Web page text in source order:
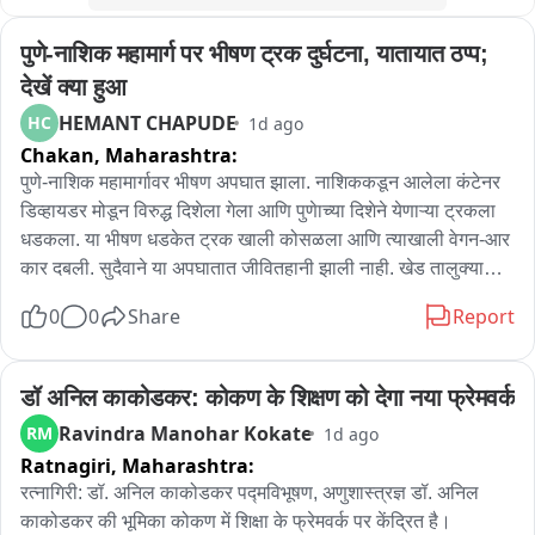
पुणे-नाशिक महामार्ग पर भीषण ट्रक दुर्घटना, यातायात ठप्प;
देखें क्या हुआ
HC HEMANT CHAPUDE 1d ago
Chakan, Maharashtra:
पुणे-नाशिक महामार्गावर भीषण अपघात झाला. नाशिककडून आलेला कंटेनर
डिव्हायडर मोडून विरुद्ध दिशेला गेला आणि पुणेाच्या दिशेने येणाऱ्या ट्रकला
धडकला. या भीषण धडकेत ट्रक खाली कोसळला आणि त्याखाली वेगन-आर
कार दबली. सुदैवाने या अपघातात जीवितहानी झाली नाही. खेड तालुक्यातील
लेनवर आल्याने पुण्याकडे येणारी वाहतूक तासाभरापासून ठप्प आहे;
घेऊन घटनास्थळी पोहचले असून अपघातग्रस्त वाहनं बाजूला काढण्याचे
प्रयत्न सुरु आहेत.
0 0 Share Report
डॉ अनिल काकोडकर: कोकण के शिक्षण को देगा नया फ्रेमवर्क
RM Ravindra Manohar Kokate 1d ago
Ratnagiri, Maharashtra:
रत्नागिरी: डॉ. अनिल काकोडकर पद्मविभूषण, अणुशास्त्रज्ञ डॉ. अनिल
काकोडकर की भूमिका कोकण में शिक्षा के फ्रेमवर्क पर केंद्रित है।